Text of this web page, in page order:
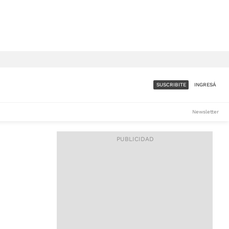
ACCESO FULL - $1.800/MES
SUSCRIBITE INGRESÁ
Newsletter